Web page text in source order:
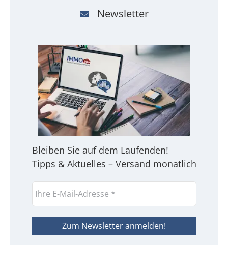
Newsletter
Bleiben Sie auf dem Laufenden!
Tipps & Aktuelles – Versand monatlich